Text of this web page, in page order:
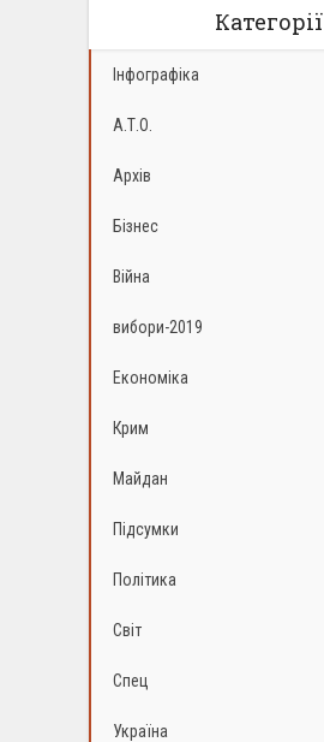
Категорії
Інфографіка
А.Т.О.
Архів
Бізнес
Війна
вибори-2019
Економіка
Крим
Майдан
Підсумки
Політика
Світ
Спец
Україна